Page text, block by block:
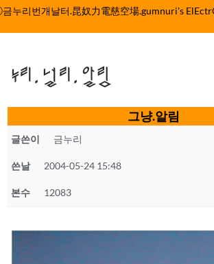
컨
뛰
기
누리.널리.알림
그냥.알림
글쓴이 금누리
쓴날 2004-05-24 15:48
본수 12083